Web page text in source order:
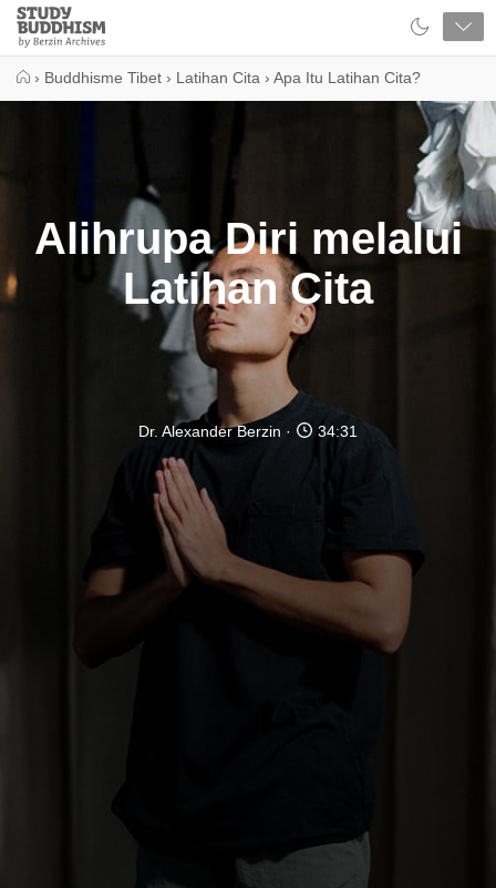
Close
Study
Buddhism
› Buddhisme Tibet › Latihan Cita › Apa Itu Latihan Cita?
Alihrupa Diri melalui
Latihan Cita
Dr. Alexander Berzin 34:31